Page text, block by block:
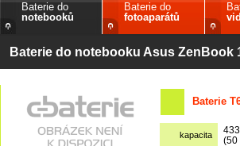
Baterie do
notebooků
Baterie do
fotoaparátů
Baterie do notebooku Asus ZenBook
Baterie
kapacita
(50